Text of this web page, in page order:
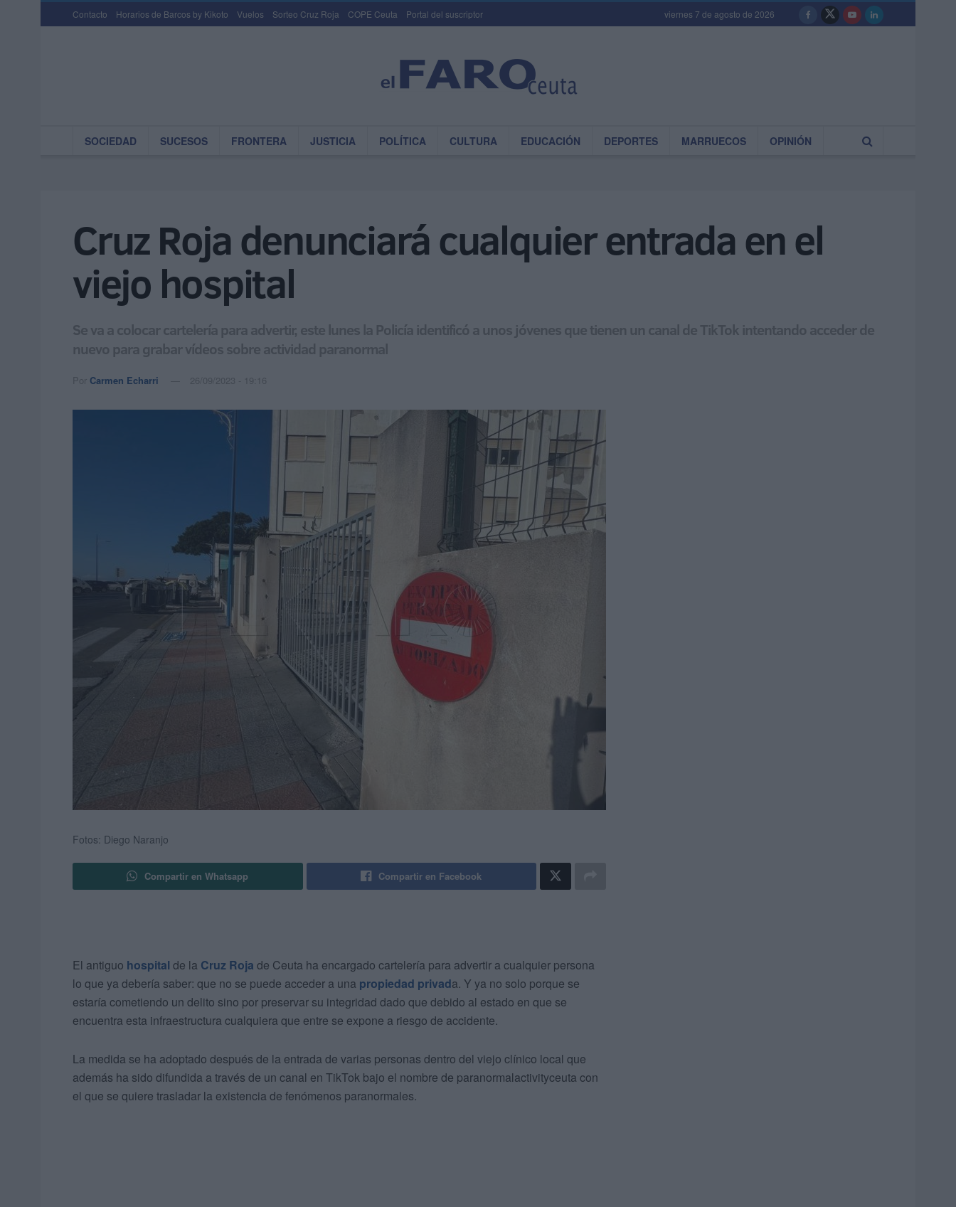
Contacto Horarios de Barcos by Kikoto Vuelos Sorteo Cruz Roja COPE Ceuta Portal del suscriptor viernes 7 de agosto de 2026
SOCIEDAD SUCESOS FRONTERA JUSTICIA POLÍTICA CULTURA EDUCACIÓN DEPORTES MARRUECOS OPINIÓN
Cruz Roja denunciará cualquier entrada en el
viejo hospital
Se va a colocar cartelería para advertir, este lunes la Policía identificó a unos jóvenes que tienen un canal de TikTok intentando acceder de
nuevo para grabar vídeos sobre actividad paranormal
Por Carmen Echarri 26/09/2023 - 19:16
Fotos: Diego Naranjo
Compartir en Whatsapp Compartir en Facebook
El antiguo hospital de la Cruz Roja de Ceuta ha encargado cartelería para advertir a cualquier persona
lo que ya debería saber: que no se puede acceder a una propiedad privada. Y ya no solo porque se
estaría cometiendo un delito sino por preservar su integridad dado que debido al estado en que se
encuentra esta infraestructura cualquiera que entre se expone a riesgo de accidente.
La medida se ha adoptado después de la entrada de varias personas dentro del viejo clínico local que
además ha sido difundida a través de un canal en TikTok bajo el nombre de paranormalactivityceuta con
el que se quiere trasladar la existencia de fenómenos paranormales.